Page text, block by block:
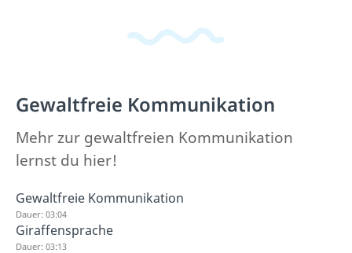
Gewaltfreie Kommunikation
Mehr zur gewaltfreien Kommunikation
lernst du hier!
Gewaltfreie Kommunikation
Dauer: 03:04
Giraffensprache
Dauer: 03:13